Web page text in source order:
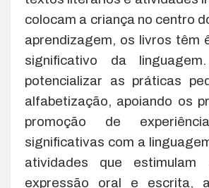
colocam a criança no centro
aprendizagem, os livros têm
significativo da
potencializar as práticas
alfabetização, apoiando os
promoção de
significativas com a
atividades que
expressão oral e escrita,